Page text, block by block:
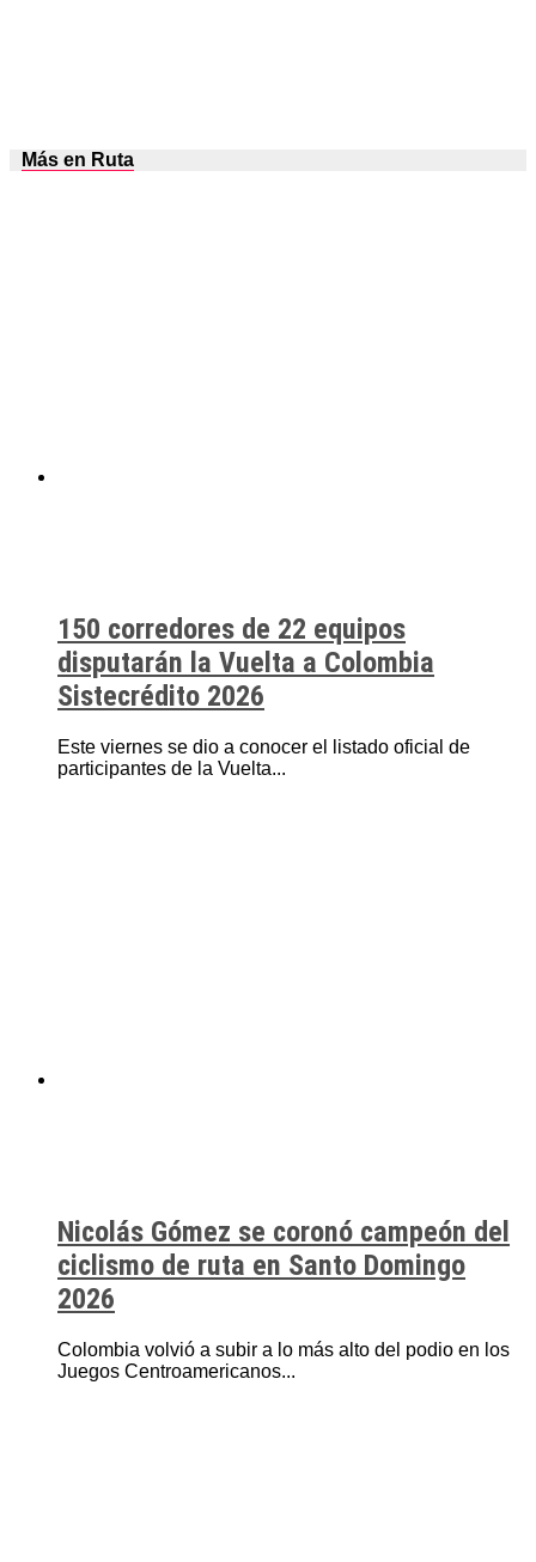
Más en Ruta
150 corredores de 22 equipos
disputarán la Vuelta a Colombia
Sistecrédito 2026
Este viernes se dio a conocer el listado oficial de
participantes de la Vuelta...
Nicolás Gómez se coronó campeón del
ciclismo de ruta en Santo Domingo
2026
Colombia volvió a subir a lo más alto del podio en los
Juegos Centroamericanos...